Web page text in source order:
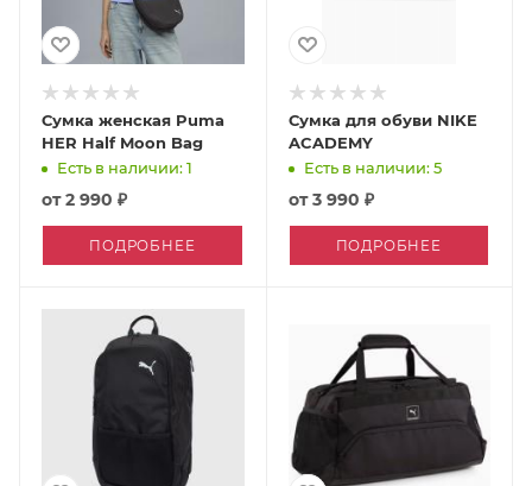
Сумка женская Puma
HER Half Moon Bag
Есть в наличии: 1
от2 990 ₽
ПОДРОБНЕЕ
Сумка для обуви NIKE
ACADEMY
Есть в наличии: 5
от3 990 ₽
ПОДРОБНЕЕ